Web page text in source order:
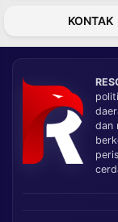
KONTAK
dan